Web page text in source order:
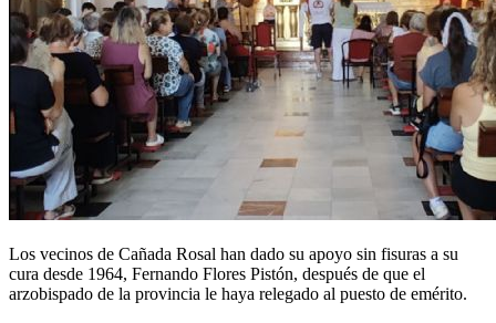
Los vecinos de Cañada Rosal han dado su apoyo sin fisuras a su
cura desde 1964, Fernando Flores Pistón, después de que el
arzobispado de la provincia le haya relegado al puesto de emérito.